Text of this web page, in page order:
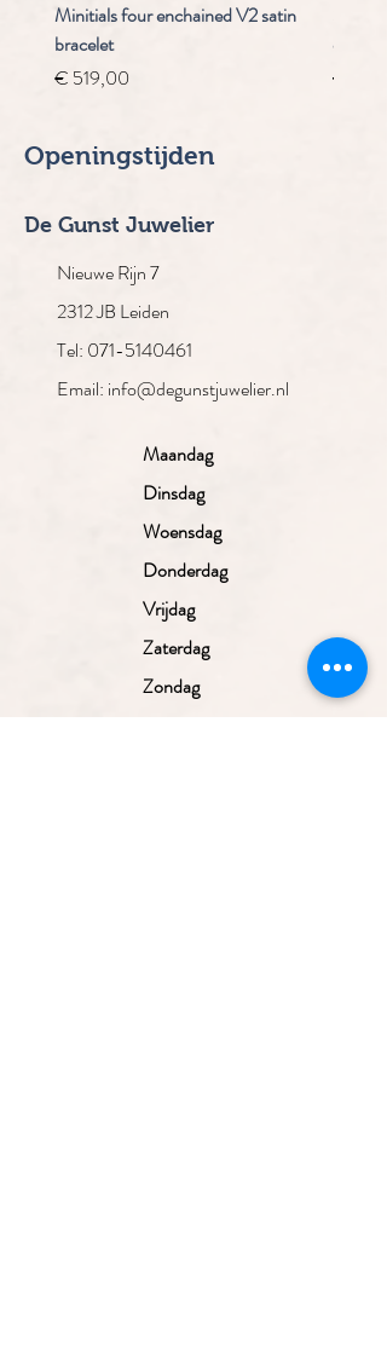
Minitials four enchained V2 satin
bracelet
Prijs
€ 519,00 €
Openingstijden
De Gunst Juwelier
Nieuwe Rijn 7
2312 JB Leiden
Tel: 071-5140461
Email: info@degunstjuwelier.nl
Maandag
Dinsdag
Woensdag
Donderdag
Vrijdag
Zaterdag
Zondag